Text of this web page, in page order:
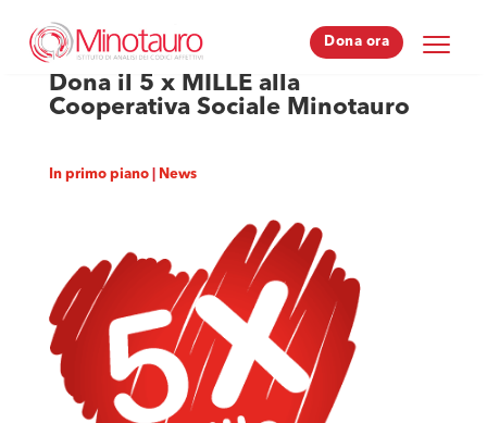
Dona ora
Dona ora
Dona il 5 x MILLE alla
Cooperativa Sociale Minotauro
In primo piano| News